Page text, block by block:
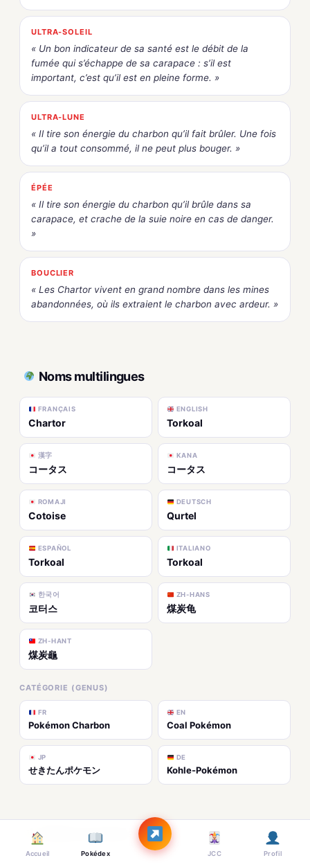
ULTRA-SOLEIL
« Un bon indicateur de sa santé est le débit de la
fumée qui s’échappe de sa carapace : s’il est
important, c’est qu’il est en pleine forme. »
ULTRA-LUNE
« Il tire son énergie du charbon qu’il fait brûler. Une fois
qu’il a tout consommé, il ne peut plus bouger. »
ÉPÉE
« Il tire son énergie du charbon qu’il brûle dans sa
carapace, et crache de la suie noire en cas de danger.
»
BOUCLIER
« Les Chartor vivent en grand nombre dans les mines
abandonnées, où ils extraient le charbon avec ardeur. »
Noms multilingues
FRANÇAIS
Chartor
ENGLISH
Torkoal
漢字
コータス
KANA
コータス
ROMAJI
Cotoise
DEUTSCH
Qurtel
ESPAÑOL
Torkoal
ITALIANO
Torkoal
한국어
코터스
ZH-HANS
煤炭龟
ZH-HANT
煤炭龜
CATÉGORIE (GENUS)
FR
Pokémon Charbon
EN
Coal Pokémon
JP
せきたんポケモン
DE
Kohle-Pokémon
Médias & Galerie
Accueil Pokédex JCC Profil